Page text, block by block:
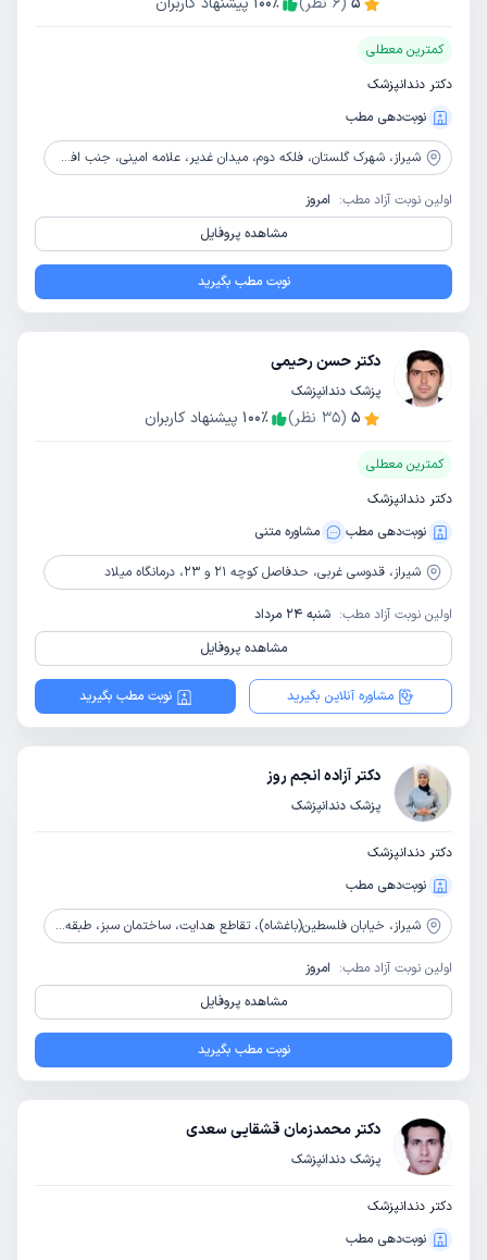
کمترین معطلی
دکتر دندانپزشک
نوبت‌دهی مطب
شیراز، شهرک گلستان، فلکه دوم، میدان غدیر، علامه امینی، جنب افق کوروش، طبقه فوقانی لوازم خانگی اسنوا
اولین نوبت آزاد مطب: امروز
مشاهده پروفایل
نوبت مطب بگیرید
دکتر حسن رحیمی
پزشک دندانپزشک
5
(
35 نظر) 100٪ پیشنهاد کاربران
کمترین معطلی
دکتر دندانپزشک
نوبت‌دهی مطب
مشاوره‌ متنی
شیراز، قدوسی غربی، حدفاصل کوچه 21 و 23، درمانگاه میلاد
اولین نوبت آزاد مطب: شنبه 24 مرداد
مشاهده پروفایل
مشاوره آنلاین بگیرید نوبت مطب بگیرید
دکتر آزاده انجم روز
پزشک دندانپزشک
دکتر دندانپزشک
نوبت‌دهی مطب
شیراز، خیابان فلسطین(باغشاه)، تقاطع هدایت، ساختمان سبز، طبقه 1، واحد 1
اولین نوبت آزاد مطب: امروز
مشاهده پروفایل
نوبت مطب بگیرید
دکتر محمدزمان قشقایی سعدی
پزشک دندانپزشک
دکتر دندانپزشک
نوبت‌دهی مطب